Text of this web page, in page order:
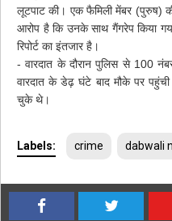
लूटपाट की। एक फैमिली मेंबर (पुरुष)
आरोप है कि उनके साथ गैंगरेप किया
रिपोर्ट का इंतजार है।
- वारदात के दौरान पुलिस से 100
वारदात के डेढ़ घंटे बाद मौके पर
चुके थे।
Labels: crime dabwali